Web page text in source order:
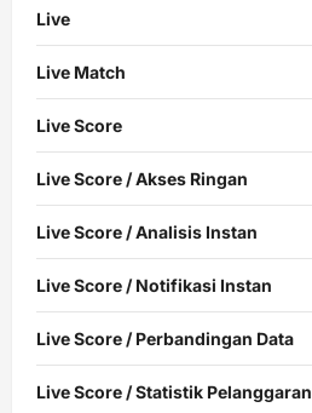
Live
Live Match
Live Score
Live Score / Akses Ringan
Live Score / Analisis Instan
Live Score / Notifikasi Instan
Live Score / Perbandingan Data
Live Score / Statistik Pelanggaran